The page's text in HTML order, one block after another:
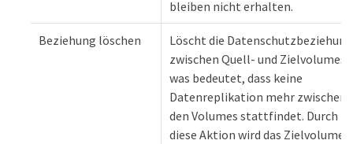
bleiben nicht erhalten.
Beziehung löschen
Löscht die Datenschutzbeziehung
zwischen Quell- und Zielvolumes,
was bedeutet, dass keine
Datenreplikation mehr zwischen
den Volumes stattfindet. Durch
diese Aktion wird das Zielvolume